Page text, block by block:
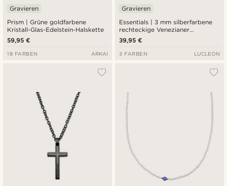
Prism | Grüne goldfarbene
Kristall-Glas-Edelstein-Halskette
Gravieren
59,95 €
18 FARBEN ARKAI
Essentials | 3 mm silberfarbene
rechteckige Venezianer
Halskette
Gravieren
39,95 €
3 FARBEN LUCLEON